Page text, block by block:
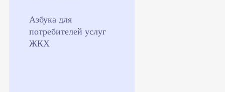
Азбука для
потребителей услуг
ЖКХ